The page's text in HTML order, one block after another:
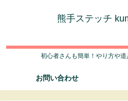
熊手ステッチ
初心者さんも簡単！やり方や
お問い合わせ